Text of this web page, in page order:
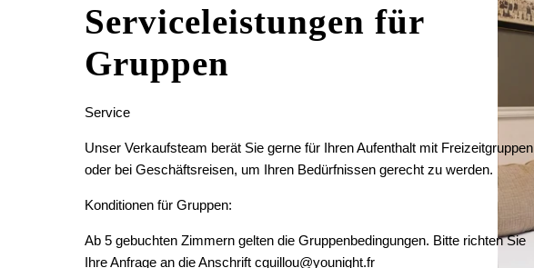
Serviceleistungen für
Gruppen
Service
Unser Verkaufsteam berät Sie gerne für Ihren Aufenthalt mit Freizeitgruppen
oder bei Geschäftsreisen, um Ihren Bedürfnissen gerecht zu werden.
Konditionen für Gruppen:
Ab 5 gebuchten Zimmern gelten die Gruppenbedingungen. Bitte richten Sie
Ihre Anfrage an die Anschrift cguillou@younight.fr